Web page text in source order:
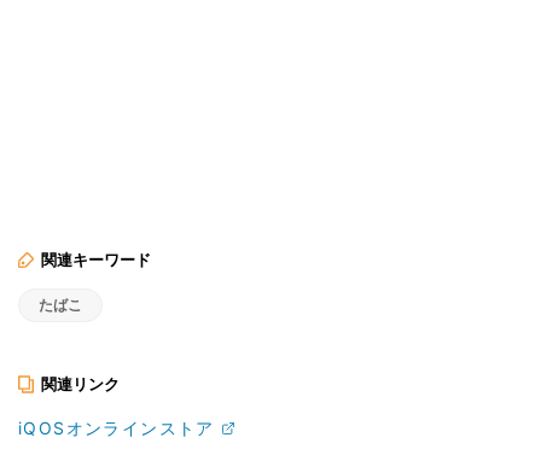
関連キーワード
たばこ
関連リンク
iQOSオンラインストア